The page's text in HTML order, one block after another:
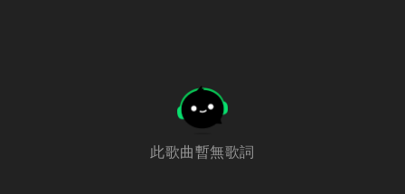
此歌曲暫無歌詞